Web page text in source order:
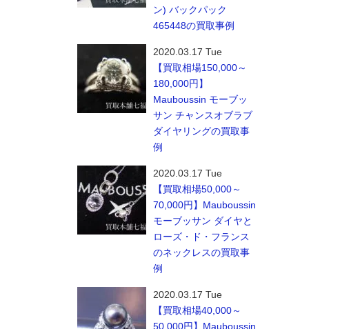
ン) バックパック
465448の買取事例
2020.03.17 Tue
【買取相場150,000～
180,000円】
Mauboussin モーブッ
サン チャンスオブラブ
ダイヤリングの買取事
例
2020.03.17 Tue
【買取相場50,000～
70,000円】Mauboussin
モーブッサン ダイヤと
ローズ・ド・フランス
のネックレスの買取事
例
2020.03.17 Tue
【買取相場40,000～
50,000円】Mauboussin